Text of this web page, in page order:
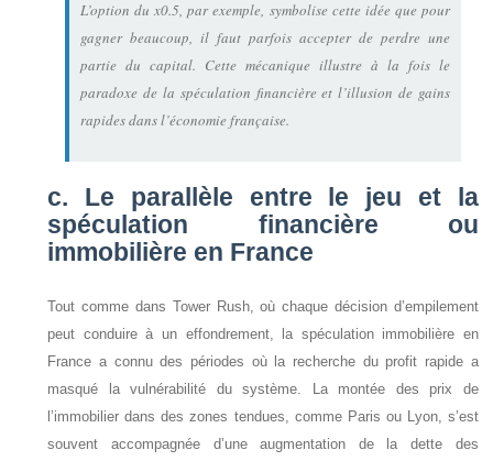
L’option du x0.5, par exemple, symbolise cette idée que pour
gagner beaucoup, il faut parfois accepter de perdre une
partie du capital. Cette mécanique illustre à la fois le
paradoxe de la spéculation financière et l’illusion de gains
rapides dans l’économie française.
c. Le parallèle entre le jeu et la
spéculation financière ou
immobilière en France
Tout comme dans Tower Rush, où chaque décision d’empilement
peut conduire à un effondrement, la spéculation immobilière en
France a connu des périodes où la recherche du profit rapide a
masqué la vulnérabilité du système. La montée des prix de
l’immobilier dans des zones tendues, comme Paris ou Lyon, s’est
souvent accompagnée d’une augmentation de la dette des